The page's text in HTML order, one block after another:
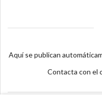
Aquí se publican
Contacta con el